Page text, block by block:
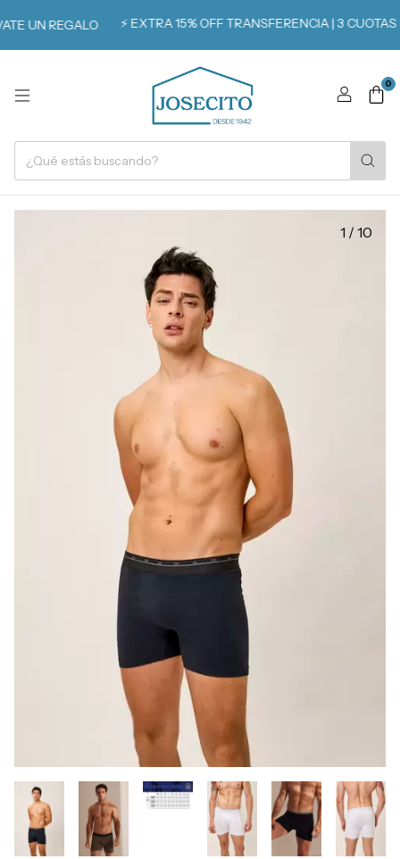
REGALO ⚡️ EXTRA 15% OFF TRANSFERENCIA | 3 CUOTAS SIN
0
1 / 10